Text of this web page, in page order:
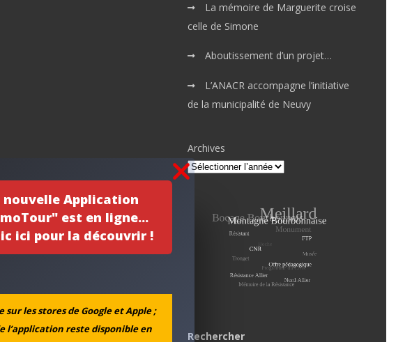
nouvelle Application
est en ligne...
ici pour la découvrir !
les stores de Google et Apple ;
reste disponible en
La mémoire de Marguerite croise
celle de Simone
Aboutissement d’un projet…
L’ANACR accompagne l’initiative
de la municipalité de Neuvy
Archives
Rechercher